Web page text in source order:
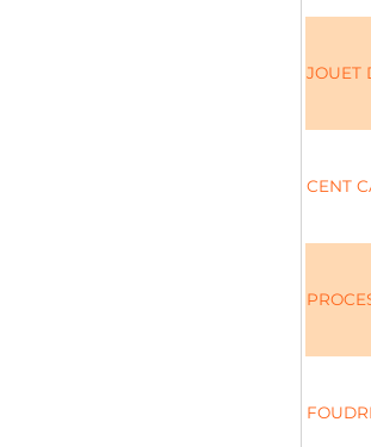
JOUET
CENT